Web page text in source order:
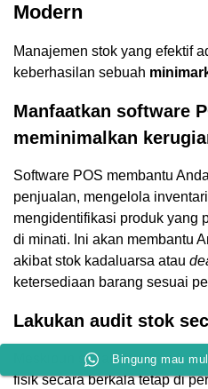
Modern
Manajemen stok yang efektif
keberhasilan sebuah
Manfaatkan software
meminimalkan
Software POS membantu
penjualan, mengelola
mengidentifikasi produk yang
di minati. Ini akan membantu
akibat stok kadaluarsa atau
ketersediaan barang sesuai
Lakukan audit stok
Meskipun sudah
fisik secara berkala tetap di
Bingung mau